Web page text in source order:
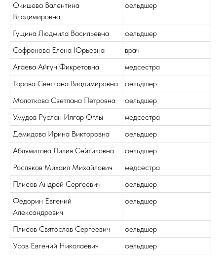
Окишева Валентина
Владимировна
фельдшер
Гущина Людмила Васильевна
фельдшер
Софронова Елена Юрьевна
врач
Агаева Айгун Фикретовна
медсестра
Торова Светлана Владимировна
фельдшер
Молоткова Светлана Петровна
фельдшер
Умудов Руслан Илгар Оглы
медсестра
Демидова Ирина Викторовна
фельдшер
Аблямитова Лилия Сейтиловна
фельдшер
Росляков Михаил Михайлович
медсестра
Плисов Андрей Сергеевич
фельдшер
Федорин Евгений
Александрович
фельдшер
Плисов Святослав Сергеевич
фельдшер
Усов Евгений Николаевич
фельдшер